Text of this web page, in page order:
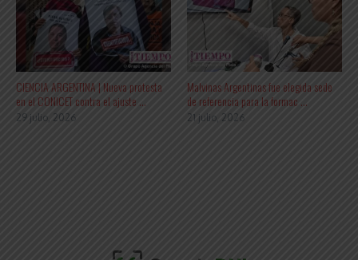
CIENCIA ARGENTINA | Nueva protesta
en el CONICET contra el ajuste ...
29 julio, 2026
Malvinas Argentinas fue elegida sede
de referencia para la formac ...
21 julio, 2026